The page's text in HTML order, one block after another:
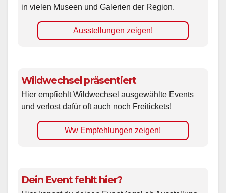
in vielen Museen und Galerien der Region.
Ausstellungen zeigen!
Wildwechsel präsentiert
Hier empfiehlt Wildwechsel ausgewählte Events
und verlost dafür oft auch noch Freitickets!
Ww Empfehlungen zeigen!
Dein Event fehlt hier?